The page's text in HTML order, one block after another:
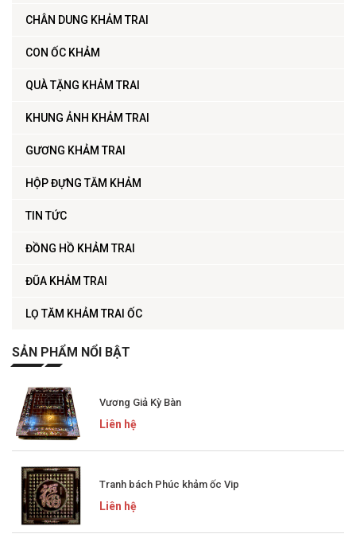
CHÂN DUNG KHẢM TRAI
CON ỐC KHẢM
QUÀ TẶNG KHẢM TRAI
KHUNG ẢNH KHẢM TRAI
GƯƠNG KHẢM TRAI
HỘP ĐỰNG TĂM KHẢM
TIN TỨC
ĐỒNG HỒ KHẢM TRAI
ĐŨA KHẢM TRAI
LỌ TĂM KHẢM TRAI ỐC
SẢN PHẨM NỔI BẬT
Vương Giả Kỳ Bàn
Liên hệ
Tranh bách Phúc khảm ốc Vip
Liên hệ